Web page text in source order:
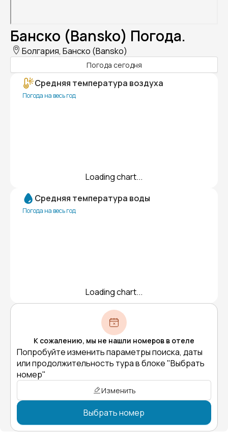
Банско (Bansko) Погода.
Болгария, Банско (Bansko)
Погода сегодня
Средняя температура воздуха
Погода на весь год
Loading chart...
Средняя температура воды
Погода на весь год
Loading chart...
К сожалению, мы не нашли номеров в отеле
Попробуйте изменить параметры поиска, даты
или продолжительность тура в блоке "Выбрать
номер"
Изменить
Выбрать номер